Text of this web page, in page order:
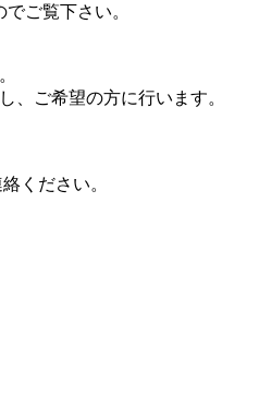
ご覧下さい。
、ご希望の方に行います。
ください。